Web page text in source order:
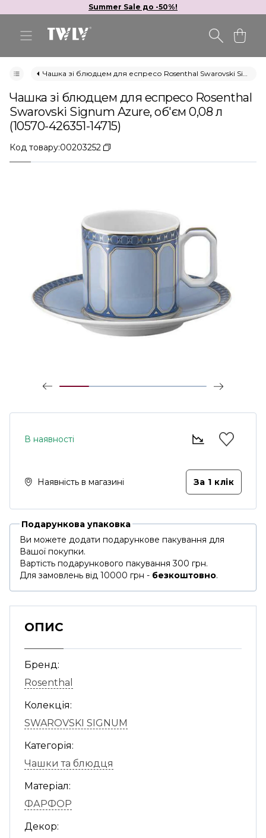
Summer Sale до -50%!
Чашка зі блюдцем для еспресо Rosenthal Swarovski Signum Azure, об'єм 0,08 л (10570-426351-14715)
Чашка зі блюдцем для еспресо Rosenthal
Swarovski Signum Azure, об'єм 0,08 л
(10570-426351-14715)
Код товару:00203252
В наявності
Наявність в магазині За 1 клiк
Подарункова упаковка
Ви можете додати подарункове пакування для
Вашої покупки.
Вартість подарункового пакування 300 грн.
Для замовлень від 10000 грн - безкоштовно.
ОПИС
Бренд:
Rosenthal
Колекція:
SWAROVSKI SIGNUM
Категорія:
Чашки та блюдця
Матеріал:
ФАРФОР
Декор: